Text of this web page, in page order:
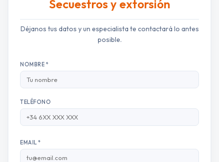
Secuestros y extorsión
Déjanos tus datos y un especialista te contactará lo antes
posible.
NOMBRE *
TELÉFONO
EMAIL *